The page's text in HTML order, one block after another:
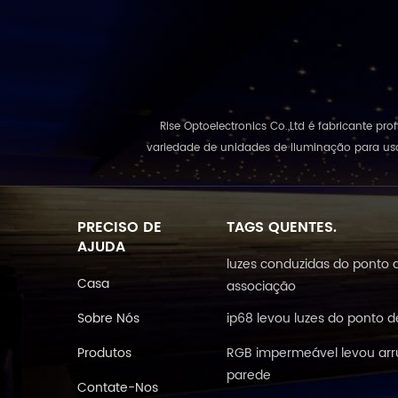
Rise Optoelectronics Co.,Ltd é fabricante
variedade de unidades de iluminação para
PRECISO DE
AJUDA
Casa
Sobre Nós
Produtos
Contate-Nos
TAGS QUENTES.
luzes conduzidas do ponto
associação
ip68 levou luzes do ponto
RGB impermeável levou
parede